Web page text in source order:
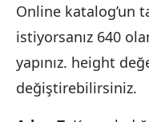
Online katalog’un
istiyorsanız 640
yapınız. height
değiştirebilirsiniz.